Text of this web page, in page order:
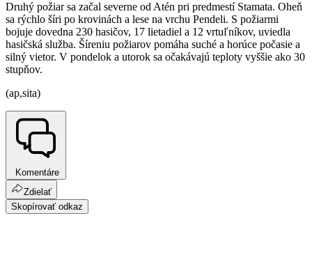
Druhý požiar sa začal severne od Atén pri predmestí Stamata. Oheň
sa rýchlo šíri po krovinách a lese na vrchu Pendeli. S požiarmi
bojuje dovedna 230 hasičov, 17 lietadiel a 12 vrtuľníkov, uviedla
hasičská služba. Šíreniu požiarov pomáha suché a horúce počasie a
silný vietor. V pondelok a utorok sa očakávajú teploty vyššie ako 30
stupňov.
(ap,sita)
Komentáre
Zdielať
Skopírovať odkaz